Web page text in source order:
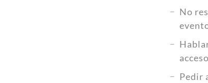
No
Pedir